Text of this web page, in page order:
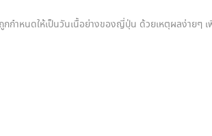
กำหนดให้เป็นวันเนื้อย่างของญี่ปุ่น ด้วยเหตุผลง่ายๆ